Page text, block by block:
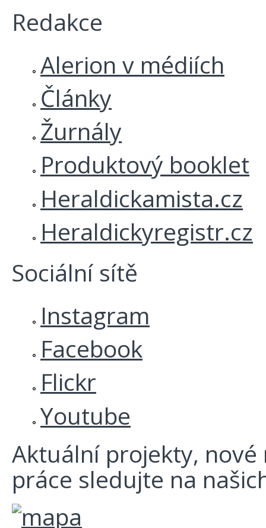
Redakce
Alerion v médiích
Články
Žurnály
Produktový booklet
Heraldickamista.cz
Heraldickyregistr.cz
Sociální sítě
Instagram
Facebook
Flickr
Youtube
Aktuální projekty, nové
práce sledujte na